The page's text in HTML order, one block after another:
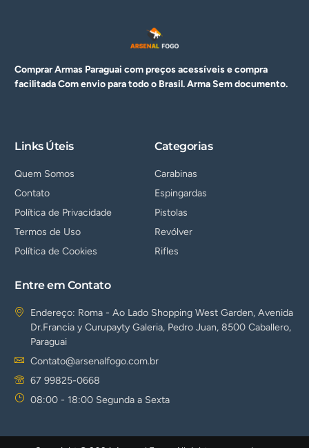
Comprar Armas Paraguai com preços acessíveis e compra
facilitada Com envio para todo o Brasil. ArmaSem documento.
Links Úteis
Quem Somos
Contato
Política de Privacidade
Termos de Uso
Política de Cookies
Categorias
Carabinas
Espingardas
Pistolas
Revólver
Rifles
Entre em Contato
Endereço: Roma - Ao Lado Shopping West Garden, Avenida
Dr.Francia y Curupayty Galeria, Pedro Juan, 8500 Caballero,
Paraguai
Contato@arsenalfogo.com.br
67 99825-0668
08:00 - 18:00 Segunda a Sexta